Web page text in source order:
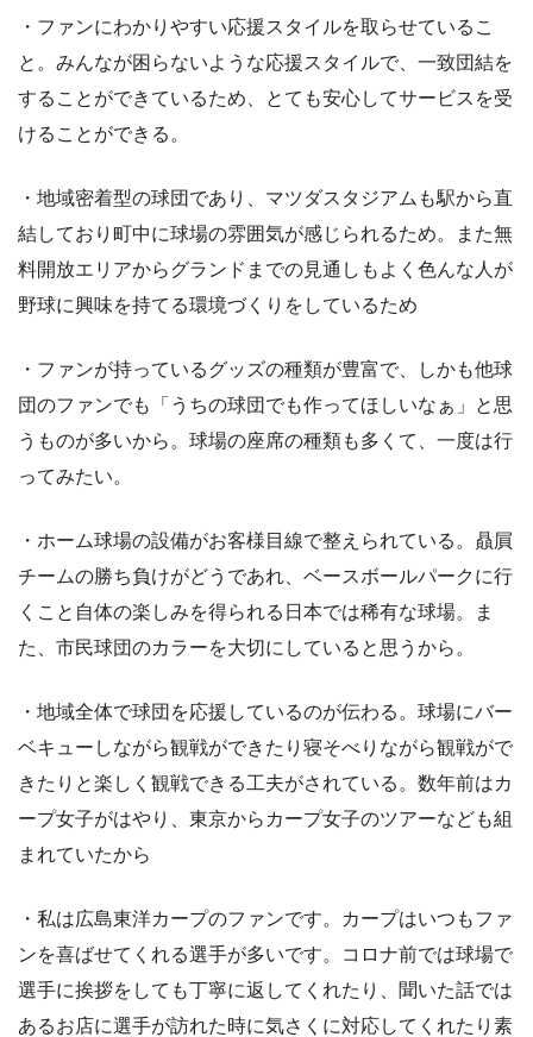
・ファンにわかりやすい応援スタイルを取らせているこ
と。みんなが困らないような応援スタイルで、一致団結を
することができているため、とても安心してサービスを受
けることができる。
・地域密着型の球団であり、マツダスタジアムも駅から直
結しており町中に球場の雰囲気が感じられるため。また無
料開放エリアからグランドまでの見通しもよく色んな人が
野球に興味を持てる環境づくりをしているため
・ファンが持っているグッズの種類が豊富で、しかも他球
団のファンでも「うちの球団でも作ってほしいなぁ」と思
うものが多いから。球場の座席の種類も多くて、一度は行
ってみたい。
・ホーム球場の設備がお客様目線で整えられている。贔屓
チームの勝ち負けがどうであれ、ベースボールパークに行
くこと自体の楽しみを得られる日本では稀有な球場。ま
た、市民球団のカラーを大切にしていると思うから。
・地域全体で球団を応援しているのが伝わる。球場にバー
ベキューしながら観戦ができたり寝そべりながら観戦がで
きたりと楽しく観戦できる工夫がされている。数年前はカ
ープ女子がはやり、東京からカープ女子のツアーなども組
まれていたから
・私は広島東洋カープのファンです。カープはいつもファ
ンを喜ばせてくれる選手が多いです。コロナ前では球場で
選手に挨拶をしても丁寧に返してくれたり、聞いた話では
あるお店に選手が訪れた時に気さくに対応してくれたり素